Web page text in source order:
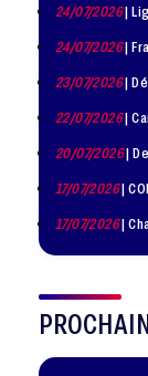
24/07/2026|
24/07/2026| France Judo et le Medef International organisent
23/07/2026| Découvrez le nouveau podcast de l'été pour les
22/07/2026|
20/07/2026| Devenez bénévole pour la Ligue des champions de
17/07/2026|
17/07/2026| Championnats du monde 2026 : les athlètes